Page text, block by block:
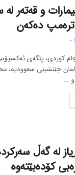
و قەتەر لە
ترەمپ دەکەن
کوردی، پێگەی
جێنشینی سعوودیە،
...
لە گەڵ
کۆدەبێتەوە